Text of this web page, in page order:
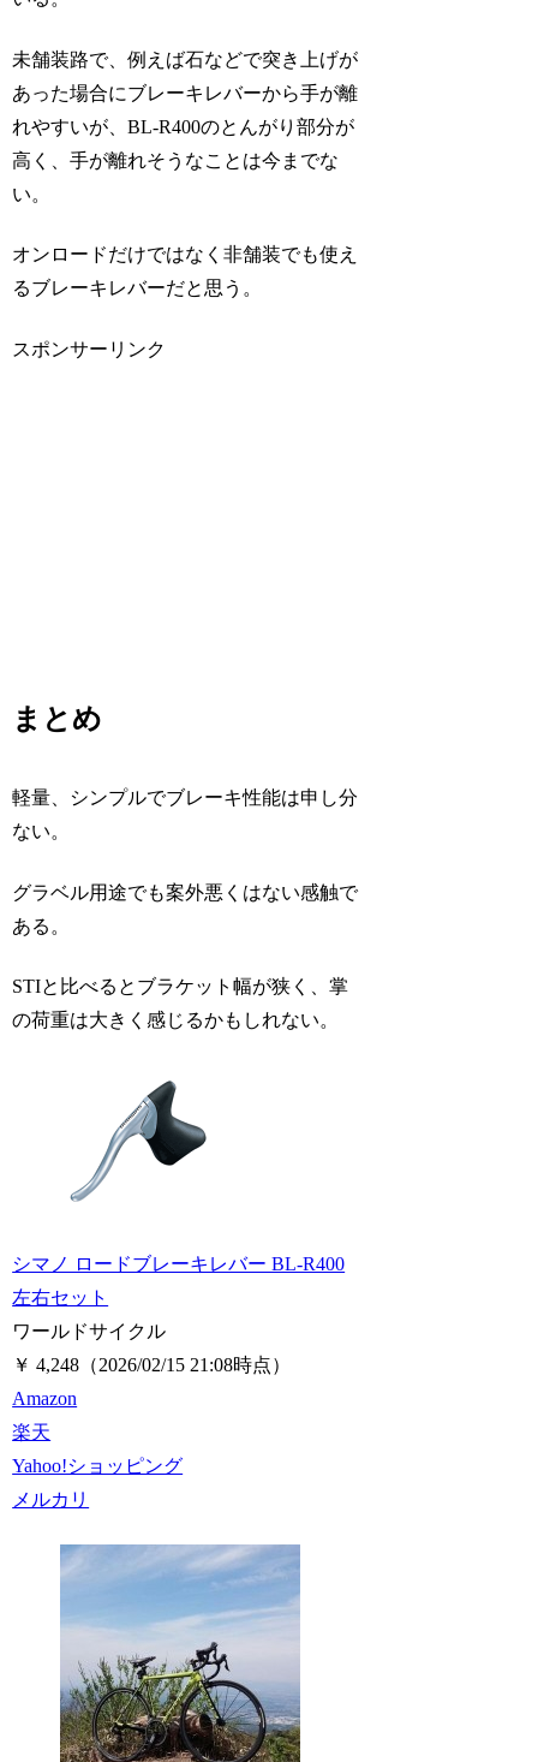
未舗装路で、例えば石などで突き上げが
あった場合にブレーキレバーから手が離
れやすいが、BL-R400のとんがり部分が
高く、手が離れそうなことは今までな
い。
オンロードだけではなく非舗装でも使え
るブレーキレバーだと思う。
スポンサーリンク
まとめ
軽量、シンプルでブレーキ性能は申し分
ない。
グラベル用途でも案外悪くはない感触で
ある。
STIと比べるとブラケット幅が狭く、掌
の荷重は大きく感じるかもしれない。
シマノ ロードブレーキレバー BL-R400
左右セット
ワールドサイクル
￥ 4,248 （2026/02/15 21:08時点）
Amazon
楽天
Yahoo!ショッピング
メルカリ